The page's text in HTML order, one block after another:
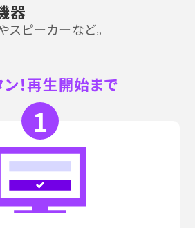
器
スピーカーなど。
ン！再生開始まで